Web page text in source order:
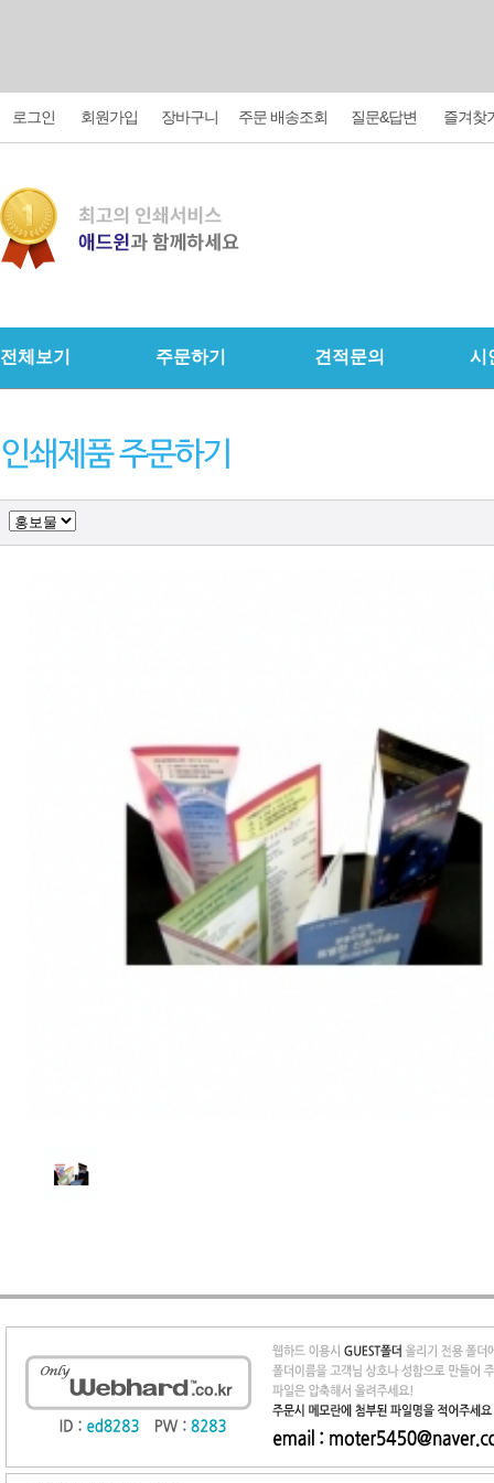
로그인 회원가입 장바구니 주문 배송조회 질문&답변 즐겨찾
전체보기 주문하기 견적문의 시